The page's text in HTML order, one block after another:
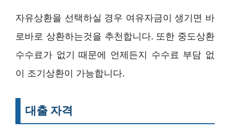
자유상환을 선택하실 경우 여유자금이 생기면 바
로바로 상환하는것을 추천합니다. 또한 중도상환
수수료가 없기 때문에 언제든지 수수료 부담 없
이 조기상환이 가능합니다.
대출 자격